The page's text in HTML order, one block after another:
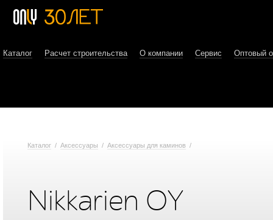
Каталог Расчет строительства О компании Сервис Оптовый
Каталог / Аксессуары / Аксессуары для каминов /
Nikkarien OY